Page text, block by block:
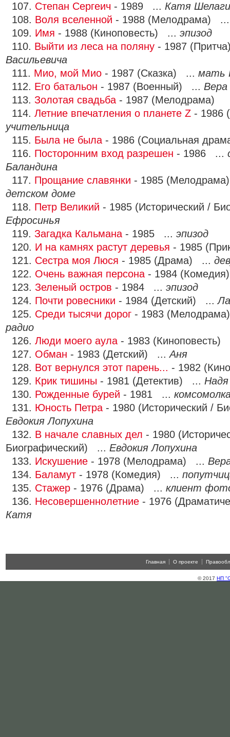
107. Степан Сергеич - 1989 ... Катя
108. Воля вселенной - 1988 (Мелодрама)
109. Имя - 1988 (Киноповесть) ... эпизод
110. Выйти из леса на поляну - 1987
Васильевича
111. Мио, мой Мио - 1987 (Сказка) ...
112. Его батальон - 1987 (Военный) ...
113. Золотая свадьба - 1987 (Мелодрама)
114. Летние впечатления о планете Z - 1986
учительница
115. Была не была - 1986 (Социальная
116. Посторонним вход разрешен - 1986 ...
Баландина
117. Прощание славянки - 1985
детском доме
118. Петр Великий - 1985 (Исторический /
Ефросинья
119. Загадка Кальмана - 1985 ... эпизод
120. И на камнях растут деревья - 1985
121. Сестра моя Люся - 1985 (Драма) ...
122. Очень важная персона - 1984
123. Зеленый остров - 1984 ... эпизод
124. Почти ровесники - 1984 (Детский) ...
125. Среди тысячи дорог - 1983
радио
126. Люди моего аула - 1983
127. Обман - 1983 (Детский) ...Аня
128. Вот вернулся этот парень... - 1982
129. Крик тишины - 1981 (Детектив) ... Надя
130. Рожденные бурей - 1981 ...
131. Юность Петра - 1980 (Исторический /
Евдокия Лопухина
132. В начале славных дел - 1980
Биографический) ... Евдокия Лопухина
133. Искушение - 1978 (Мелодрама) ...
134. Баламут - 1978 (Комедия) ...
135. Стажер - 1976 (Драма) ... клиент
136. Несовершеннолетние - 1976
Катя
Главная О проекте
© 2017 НП